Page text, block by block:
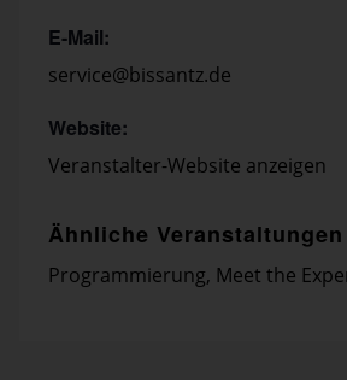
E-Mail:
service@bissantz.de
Website:
Veranstalter-Website anzeigen
Ähnliche Veranstaltungen
Programmierung, Meet the